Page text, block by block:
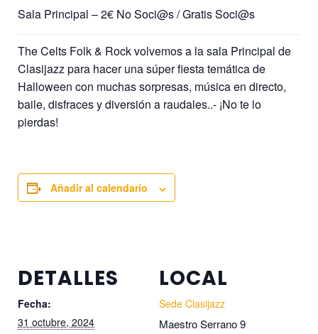
Sala Principal – 2€ No Soci@s / Gratis Soci@s
The Celts Folk & Rock volvemos a la sala Principal de
Clasijazz para hacer una súper fiesta temática de
Halloween con muchas sorpresas, música en directo,
baile, disfraces y diversión a raudales..- ¡No te lo
pierdas!
Añadir al calendario
DETALLES
Fecha:
31 octubre, 2024
LOCAL
Sede Clasijazz
Maestro Serrano 9